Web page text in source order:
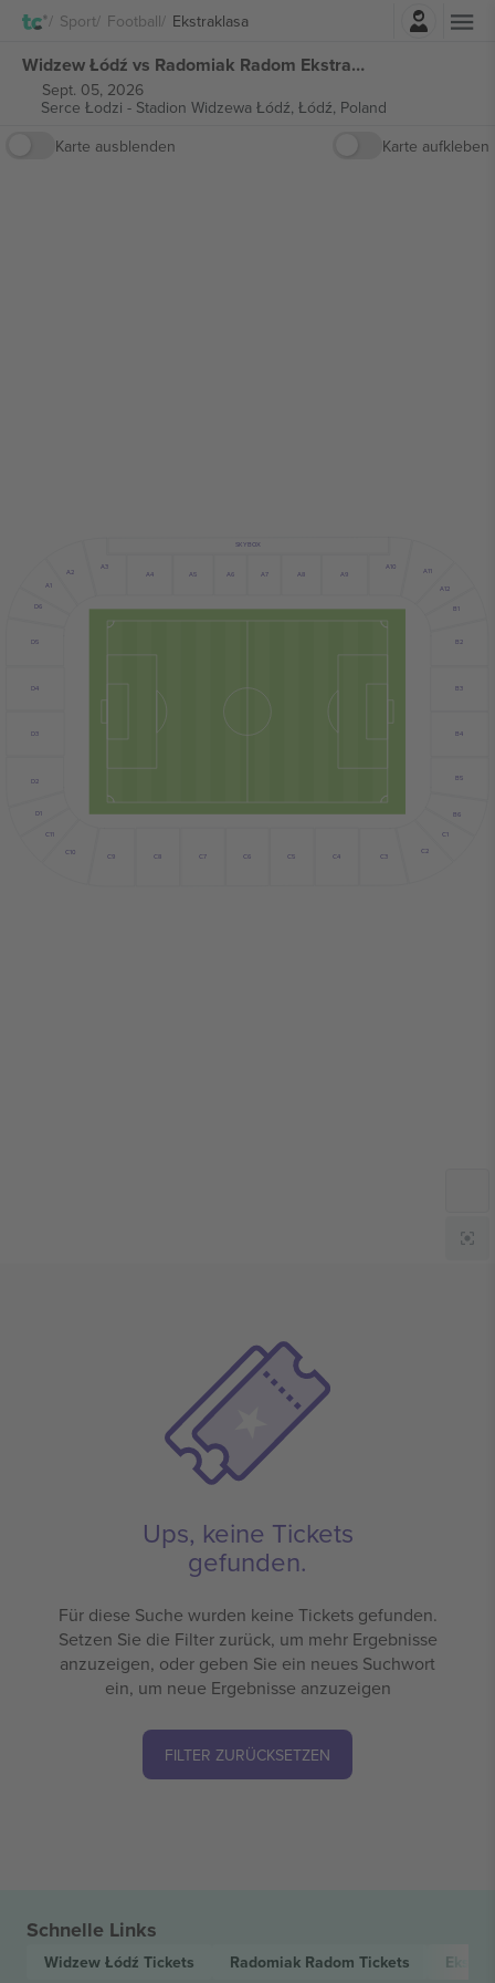
Sport Football Ekstraklasa
Widzew Łódź vs Radomiak Radom Ekstraklasa tickets
Sept. 05, 2026
Serce Łodzi - Stadion Widzewa Łódź, Łódź, Poland
Karte ausblenden
Karte aufkleben
A10
A9
A4
A3
A8
A5 A7
A6
B6
B5
B4
B3
C11
C10
C9 C8 C7 C6 C5 C4 C3
C2
C1
D6
D5
D4
D3
D2
D1
A12
A11
A2
A1
B2
B1
SKYBOX
Ups, keine Tickets
gefunden.
Für diese Suche wurden keine Tickets gefunden.
Setzen Sie die Filter zurück, um mehr Ergebnisse
anzuzeigen, oder geben Sie ein neues Suchwort
ein, um neue Ergebnisse anzuzeigen
FILTER ZURÜCKSETZEN
Schnelle Links
Widzew Łódź Tickets Radomiak Radom Tickets